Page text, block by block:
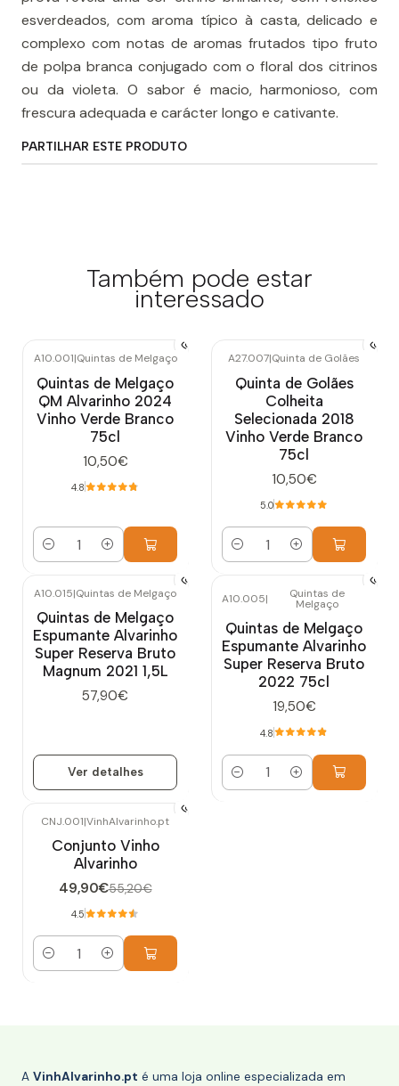
esverdeados, com aroma típico à casta, delicado e
complexo com notas de aromas frutados tipo fruto
de polpa branca conjugado com o floral dos citrinos
ou da violeta. O sabor é macio, harmonioso, com
frescura adequada e carácter longo e cativante.
PARTILHAR ESTE PRODUTO
Também pode estar
interessado
A10.001|Quintas de Melgaço
Quintas de Melgaço
QM Alvarinho 2024
Vinho Verde Branco
75cl
10,50€
4.8
Quantidade
A27.007|Quinta de Golães
Quinta de Golães
Colheita
Selecionada 2018
Vinho Verde Branco
75cl
10,50€
5.0
Quantidade
A10.015|Quintas de Melgaço
Quintas de Melgaço
Espumante Alvarinho
Super Reserva Bruto
Magnum 2021 1,5L
57,90€
Ver detalhes
A10.005| Quintas de
Melgaço
Quintas de Melgaço
Espumante Alvarinho
Super Reserva Bruto
2022 75cl
19,50€
4.8
Quantidade
CNJ.001|VinhAlvarinho.pt
Conjunto Vinho
Alvarinho
49,90€55,20€
4.5
Quantidade
A VinhAlvarinho.pt é uma loja online especializada em